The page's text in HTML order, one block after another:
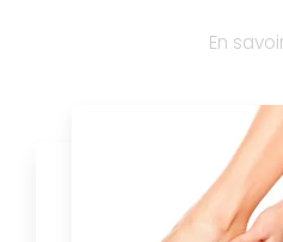
En